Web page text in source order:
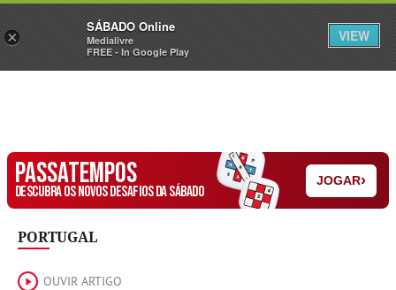
Sábado Assine Iniciar Sessão
PASSATEMPOS
DESCUBRA OS NOVOS DESAFIOS DA SÁBADO
JOGAR›
PORTUGAL
OUVIR ARTIGO
×
SÁBADO Online
Medialivre
FREE - In Google Play
VIEW